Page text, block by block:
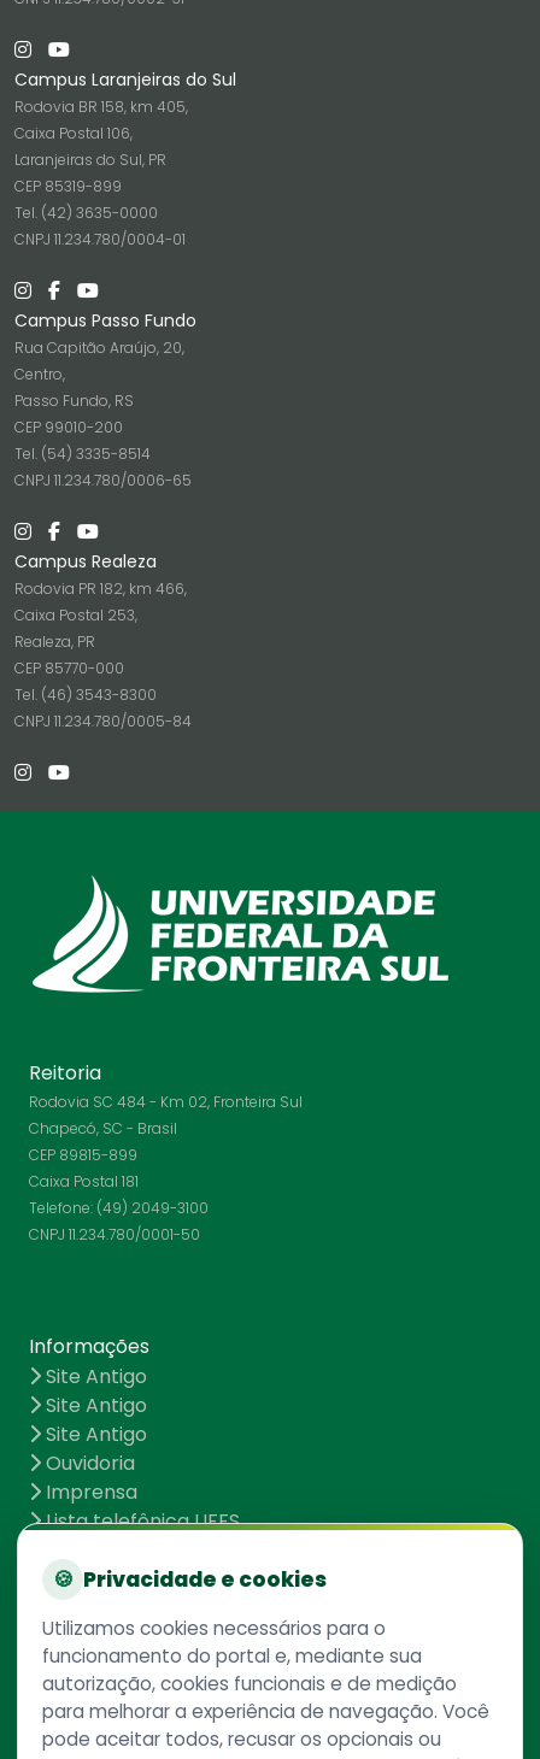
Campus Laranjeiras do Sul
Rodovia BR 158, km 405,
Caixa Postal 106,
Laranjeiras do Sul, PR
CEP 85319-899
Tel. (42) 3635-0000
CNPJ 11.234.780/0004-01
Campus Passo Fundo
Rua Capitão Araújo, 20,
Centro,
Passo Fundo, RS
CEP 99010-200
Tel. (54) 3335-8514
CNPJ 11.234.780/0006-65
Campus Realeza
Rodovia PR 182, km 466,
Caixa Postal 253,
Realeza, PR
CEP 85770-000
Tel. (46) 3543-8300
CNPJ 11.234.780/0005-84
Reitoria
Rodovia SC 484 - Km 02, Fronteira Sul
Chapecó, SC - Brasil
CEP 89815-899
Caixa Postal 181
Telefone: (49) 2049-3100
CNPJ 11.234.780/0001-50
Informações
Site Antigo
Site Antigo
Site Antigo
Ouvidoria
Imprensa
Lista telefônica UFFS
UFFS contra o Aedes
Mapa do site
Redes Sociais
🍪 Privacidade e cookies
Utilizamos cookies necessários para o
funcionamento do portal e, mediante sua
autorização, cookies funcionais e de medição
para melhorar a experiência de navegação. Você
pode aceitar todos, recusar os opcionais ou